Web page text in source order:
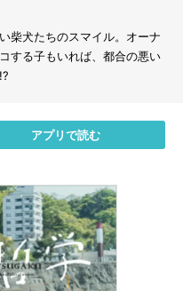
柴犬たちのスマイル。オーナ
する子もいれば、都合の悪い
アプリで読む